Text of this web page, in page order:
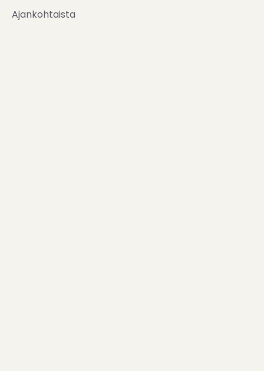
Ajankohtaista